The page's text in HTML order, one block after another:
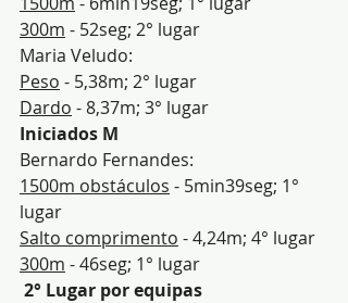
300m - 52seg; 2° lugar
Maria Veludo:
Peso - 5,38m; 2° lugar
Dardo - 8,37m; 3° lugar
Iniciados M
Bernardo Fernandes:
1500m obstáculos - 5min39seg; 1°
lugar
Salto comprimento - 4,24m; 4° lugar
300m - 46seg; 1° lugar
2° Lugar por equipas